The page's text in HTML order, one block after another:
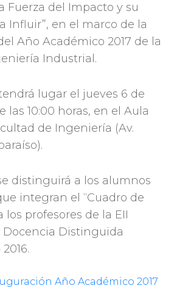
Fuerza del Impacto y su
Influir”, en el marco de la
Año Académico 2017 de la
Industrial.
lugar el jueves 6 de
las 10:00 horas, en el Aula
de Ingeniería (Av.
distinguirá a los alumnos
integran el “Cuadro de
los profesores de la EII
Docencia Distinguida